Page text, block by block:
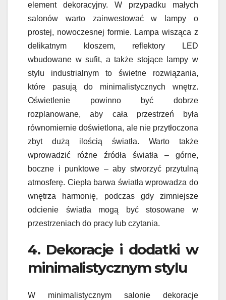
element dekoracyjny. W przypadku małych
salonów warto zainwestować w lampy o
prostej, nowoczesnej formie. Lampa wisząca z
delikatnym kloszem, reflektory LED
wbudowane w sufit, a także stojące lampy w
stylu industrialnym to świetne rozwiązania,
które pasują do minimalistycznych wnętrz.
Oświetlenie powinno być dobrze
rozplanowane, aby cała przestrzeń była
równomiernie doświetlona, ale nie przytłoczona
zbyt dużą ilością światła. Warto także
wprowadzić różne źródła światła – górne,
boczne i punktowe – aby stworzyć przytulną
atmosferę. Ciepła barwa światła wprowadza do
wnętrza harmonię, podczas gdy zimniejsze
odcienie światła mogą być stosowane w
przestrzeniach do pracy lub czytania.
4. Dekoracje i dodatki w
minimalistycznym stylu
W minimalistycznym salonie dekoracje